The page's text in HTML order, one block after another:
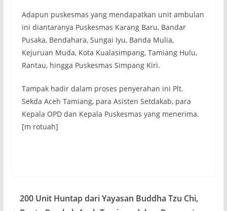
Adapun puskesmas yang mendapatkan unit ambulan
ini diantaranya Puskesmas Karang Baru, Bandar
Pusaka, Bendahara, Sungai Iyu, Banda Mulia,
Kejuruan Muda, Kota Kualasimpang, Tamiang Hulu,
Rantau, hingga Puskesmas Simpang Kiri.
Tampak hadir dalam proses penyerahan ini Plt.
Sekda Aceh Tamiang, para Asisten Setdakab, para
Kepala OPD dan Kepala Puskesmas yang menerima.
[m rotuah]
200 Unit Huntap dari Yayasan Buddha Tzu Chi,